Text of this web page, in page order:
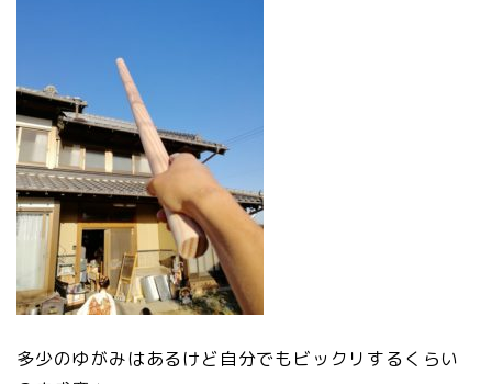
多少のゆがみはあるけど自分でもビックリするくらい